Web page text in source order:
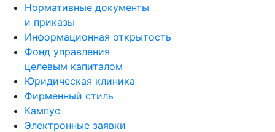
Нормативные документы
и приказы
Информационная открытость
Фонд управления
целевым капиталом
Юридическая клиника
Фирменный стиль
Кампус
Электронные заявки